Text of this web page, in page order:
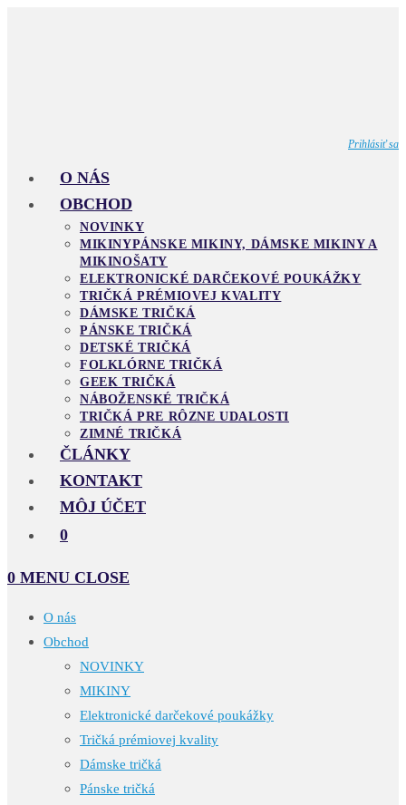
Prihlásiť sa
O NÁS
OBCHOD
NOVINKY
MIKINYPÁNSKE MIKINY, DÁMSKE MIKINY A
MIKINOŠATY
ELEKTRONICKÉ DARČEKOVÉ POUKÁŽKY
TRIČKÁ PRÉMIOVEJ KVALITY
DÁMSKE TRIČKÁ
PÁNSKE TRIČKÁ
DETSKÉ TRIČKÁ
FOLKLÓRNE TRIČKÁ
GEEK TRIČKÁ
NÁBOŽENSKÉ TRIČKÁ
TRIČKÁ PRE RÔZNE UDALOSTI
ZIMNÉ TRIČKÁ
ČLÁNKY
KONTAKT
MÔJ ÚČET
0
0 MENU CLOSE
O nás
Obchod
NOVINKY
MIKINY
Elektronické darčekové poukážky
Tričká prémiovej kvality
Dámske tričká
Pánske tričká